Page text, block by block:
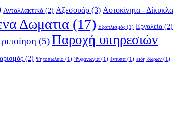
Ανταλλακτικά (2) Αξεσουάρ (3) Αυτοκίνητα - Δίκυκλα
Δωματια (17) Εξοπλισμός (1) Εργαλεία (2)
(5)Παροχή υπηρεσιών
(2) Ψητοπωλείο (1) Ψυχαγωγία (1) έντυπα (1) ειδη δωρων (1)